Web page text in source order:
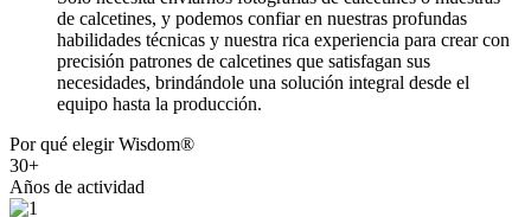
de calcetines, y podemos confiar en nuestras profundas
habilidades técnicas y nuestra rica experiencia para crear con
precisión patrones de calcetines que satisfagan sus
necesidades, brindándole una solución integral desde el
equipo hasta la producción.
Por qué elegir Wisdom®
30+
Años de actividad